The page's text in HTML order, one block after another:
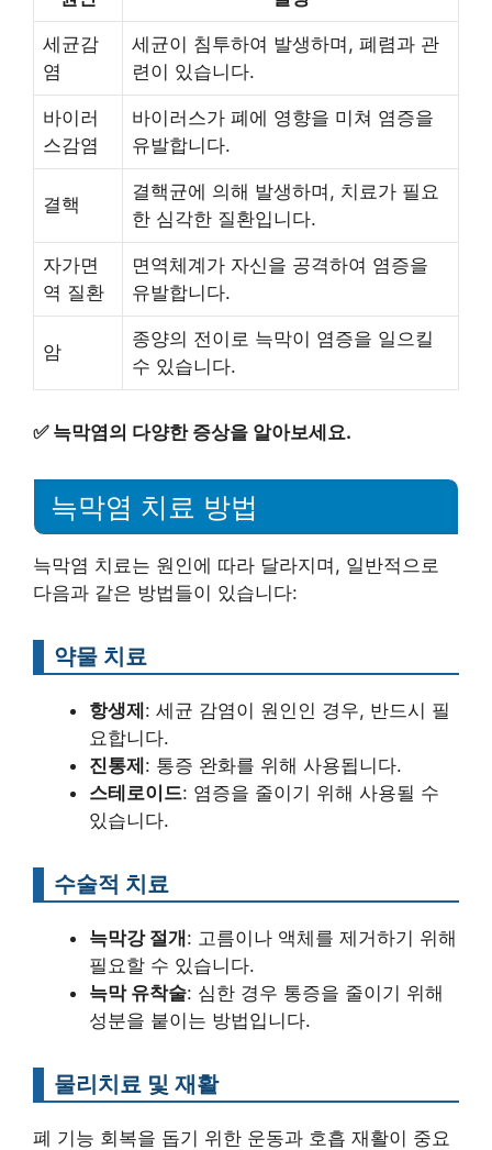
세균감
염
세균이 침투하여 발생하며, 폐렴과 관
련이 있습니다.
바이러
스감염
바이러스가 폐에 영향을 미쳐 염증을
유발합니다.
결핵
결핵균에 의해 발생하며, 치료가 필요
한 심각한 질환입니다.
자가면
역 질환
면역체계가 자신을 공격하여 염증을
유발합니다.
암
종양의 전이로 늑막이 염증을 일으킬
수 있습니다.
✅ 늑막염의 다양한 증상을 알아보세요.
늑막염 치료 방법
늑막염 치료는 원인에 따라 달라지며, 일반적으로
다음과 같은 방법들이 있습니다:
약물 치료
항생제: 세균 감염이 원인인 경우, 반드시 필
요합니다.
진통제: 통증 완화를 위해 사용됩니다.
스테로이드: 염증을 줄이기 위해 사용될 수
있습니다.
수술적 치료
늑막강 절개: 고름이나 액체를 제거하기 위해
필요할 수 있습니다.
늑막 유착술: 심한 경우 통증을 줄이기 위해
성분을 붙이는 방법입니다.
물리치료 및 재활
폐 기능 회복을 돕기 위한 운동과 호흡 재활이 중요